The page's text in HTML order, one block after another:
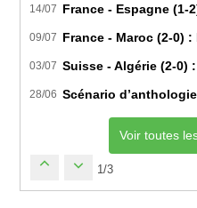
14/07 France - Espagne
09/07 France - Maroc (2-0)
03/07 Suisse - Algérie (2-0)
28/06 Scénario
Voir toutes
1/3